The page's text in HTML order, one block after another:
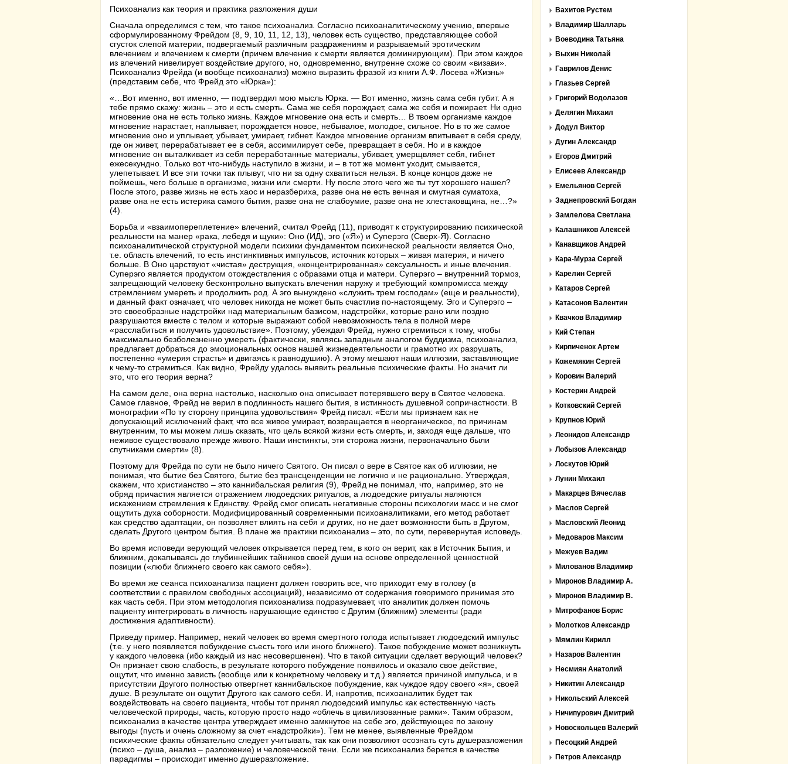
Психоанализ как теория и практика разложения души
Сначала определимся с тем, что такое психоанализ. Согласно психоаналитическому учению, впервые
сформулированному Фрейдом (8, 9, 10, 11, 12, 13), человек есть существо, представляющее собой
сгусток слепой материи, подвергаемый различным раздражениям и разрываемый эротическим
влечением и влечением к смерти (причем влечение к смерти является доминирующим). При этом каждое
из влечений нивелирует воздействие другого, но, одновременно, внутренне схоже со своим «визави».
Психоанализ Фрейда (и вообще психоанализ) можно выразить фразой из книги А.Ф. Лосева «Жизнь»
(представим себе, что Фрейд это «Юрка»):
«…Вот именно, вот именно, — подтвердил мою мысль Юрка. — Вот именно, жизнь сама себя губит. А я
тебе прямо скажу: жизнь – это и есть смерть. Сама же себя порождает, сама же себя и пожирает. Ни одно
мгновение она не есть только жизнь. Каждое мгновение она есть и смерть… В твоем организме каждое
мгновение нарастает, наплывает, порождается новое, небывалое, молодое, сильное. Но в то же самое
мгновение оно и уплывает, убывает, умирает, гибнет. Каждое мгновение организм впитывает в себя среду,
где он живет, перерабатывает ее в себя, ассимилирует себе, превращает в себя. Но и в каждое
мгновение он выталкивает из себя переработанные материалы, убивает, умерщвляет себя, гибнет
ежесекундно. Только вот что-нибудь наступило в жизни, и – в тот же момент уходит, смывается,
улепетывает. И все эти точки так плывут, что ни за одну схватиться нельзя. В конце концов даже не
поймешь, чего больше в организме, жизни или смерти. Ну после этого чего же ты тут хорошего нашел?
После этого, разве жизнь не есть хаос и неразбериха, разве она не есть вечная и смутная суматоха,
разве она не есть истерика самого бытия, разве она не слабоумие, разве она не хлестаковщина, не…?»
(4).
Борьба и «взаимопереплетение» влечений, считал Фрейд (11), приводят к структурированию психической
реальности на манер «рака, лебедя и щуки»: Оно (ИД), эго («Я») и Суперэго (Сверх-Я). Согласно
психоаналитической структурной модели психики фундаментом психической реальности является Оно,
т.е. область влечений, то есть инстинктивных импульсов, источник которых – живая материя, и ничего
больше. В Оно царствуют «чистая» деструкция, «концентрированная» сексуальность и иные влечения.
Суперэго является продуктом отождествления с образами отца и матери. Суперэго – внутренний тормоз,
запрещающий человеку бесконтрольно выпускать влечения наружу и требующий компромисса между
стремлением умереть и продолжить род. А эго вынуждено «служить трем господам» (еще и реальности),
и данный факт означает, что человек никогда не может быть счастлив по-настоящему. Эго и Суперэго –
это своеобразные надстройки над материальным базисом, надстройки, которые рано или поздно
разрушаются вместе с телом и которые выражают собой невозможность тела в полной мере
«расслабиться и получить удовольствие». Поэтому, убеждал Фрейд, нужно стремиться к тому, чтобы
максимально безболезненно умереть (фактически, являясь западным аналогом буддизма, психоанализ,
предлагает добраться до эмоциональных основ нашей жизнедеятельности и грамотно их разрушать,
постепенно «умеряя страсть» и двигаясь к равнодушию). А этому мешают наши иллюзии, заставляющие
к чему-то стремиться. Как видно, Фрейду удалось выявить реальные психические факты. Но значит ли
это, что его теория верна?
На самом деле, она верна настолько, насколько она описывает потерявшего веру в Святое человека.
Самое главное, Фрейд не верил в подлинность нашего бытия, в истинность душевной сопричастности. В
монографии «По ту сторону принципа удовольствия» Фрейд писал: «Если мы признаем как не
допускающий исключений факт, что все живое умирает, возвращается в неорганическое, по причинам
внутренним, то мы можем лишь сказать, что цель всякой жизни есть смерть, и, заходя еще дальше, что
неживое существовало прежде живого. Наши инстинкты, эти сторожа жизни, первоначально были
спутниками смерти» (8).
Поэтому для Фрейда по сути не было ничего Святого. Он писал о вере в Святое как об иллюзии, не
понимая, что бытие без Святого, бытие без трансценденции не логично и не рационально. Утверждая,
скажем, что христианство – это каннибальская религия (9), Фрейд не понимал, что, например, это не
обряд причастия является отражением людоедских ритуалов, а людоедские ритуалы являются
искажением стремления к Единству. Фрейд смог описать негативные стороны психологии масс и не смог
ощутить духа соборности. Модифицированный современными психоаналитиками, его метод работает
как средство адаптации, он позволяет влиять на себя и других, но не дает возможности быть в Другом,
сделать Другого центром бытия. В плане же практики психоанализ – это, по сути, перевернутая исповедь.
Во время исповеди верующий человек открывается перед тем, в кого он верит, как в Источник Бытия, и
ближним, докапываясь до глубиннейших тайников своей души на основе определенной ценностной
позиции («люби ближнего своего как самого себя»).
Во время же сеанса психоанализа пациент должен говорить все, что приходит ему в голову (в
соответствии с правилом свободных ассоциаций), независимо от содержания говоримого принимая это
как часть себя. При этом методология психоанализа подразумевает, что аналитик должен помочь
пациенту интегрировать в личность нарушающие единство с Другим (ближним) элементы (ради
достижения адаптивности).
Приведу пример. Например, некий человек во время смертного голода испытывает людоедский импульс
(т.е. у него появляется побуждение съесть того или иного ближнего). Такое побуждение может возникнуть
у каждого человека (ибо каждый из нас несовершенен). Что в такой ситуации сделает верующий человек?
Он признает свою слабость, в результате которого побуждение появилось и оказало свое действие,
ощутит, что именно зависть (вообще или к конкретному человеку и т.д.) является причиной импульса, и в
присутствии Другого полностью отвергнет каннибальское побуждение, как чуждое ядру своего «я», своей
душе. В результате он ощутит Другого как самого себя. И, напротив, психоаналитик будет так
воздействовать на своего пациента, чтобы тот принял людоедский импульс как естественную часть
человеческой природы, часть, которую просто надо «облечь в цивилизованные рамки». Таким образом,
психоанализ в качестве центра утверждает именно замкнутое на себе эго, действующее по закону
выгоды (пусть и очень сложному за счет «надстройки»). Тем не менее, выявленные Фрейдом
психические факты обязательно следует учитывать, так как они позволяют осознать суть душеразложения
(психо – душа, анализ – разложение) и человеческой тени. Если же психоанализ берется в качестве
парадигмы – происходит именно душеразложение.
Вахитов Рустем
Владимир Шалларь
Воеводина Татьяна
Выхин Николай
Гаврилов Денис
Глазьев Сергей
Григорий Водолазов
Делягин Михаил
Додул Виктор
Дугин Александр
Егоров Дмитрий
Елисеев Александр
Емельянов Сергей
Заднепровский Богдан
Замлелова Светлана
Калашников Алексей
Канавщиков Андрей
Кара-Мурза Сергей
Карелин Сергей
Катаров Сергей
Катасонов Валентин
Квачков Владимир
Кий Степан
Кирпиченок Артем
Кожемякин Сергей
Коровин Валерий
Костерин Андрей
Котковский Сергей
Крупнов Юрий
Леонидов Александр
Лобызов Александр
Лоскутов Юрий
Лунин Михаил
Макарцев Вячеслав
Маслов Сергей
Масловский Леонид
Медоваров Максим
Межуев Вадим
Милованов Владимир
Миронов Владимир А.
Миронов Владимир В.
Митрофанов Борис
Молотков Александр
Мямлин Кирилл
Назаров Валентин
Несмиян Анатолий
Никитин Александр
Никольский Алексей
Ничипурович Дмитрий
Новоскольцев Валерий
Песоцкий Андрей
Петров Александр